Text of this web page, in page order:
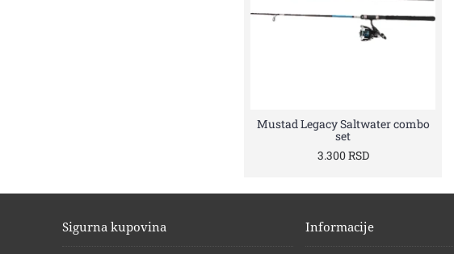
Mustad Legacy Saltwater combo
set
3.300 RSD
Sigurna kupovina Informacije